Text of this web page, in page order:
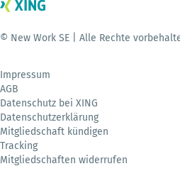
© New Work SE | Alle Rechte
Impressum
AGB
Datenschutz bei XING
Datenschutzerklärung
Mitgliedschaft kündigen
Tracking
Mitgliedschaften widerrufen